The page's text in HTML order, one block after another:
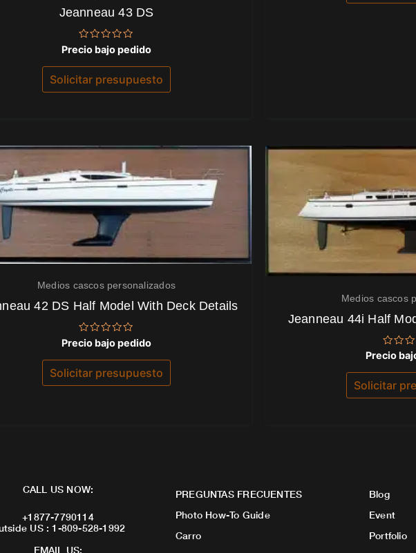
Jeanneau 43 DS
Valorado
con
0
de
5
Precio bajo pedido
Solicitar presupuesto
Medios cascos personalizados
42 DS Half Model With Deck Details
Valorado
con
0
de
5
Precio bajo pedido
Solicitar presupuesto
Medios cascos
Jeanneau 44i Half
con
0
de
5
Precio
Solicitar
CALL US NOW:
+1877-7790114
US : 1-809-528-1992
EMAIL US:
PREGUNTAS FRECUENTES
Photo How-To Guide
Carro
Blog
Event
Portfolio